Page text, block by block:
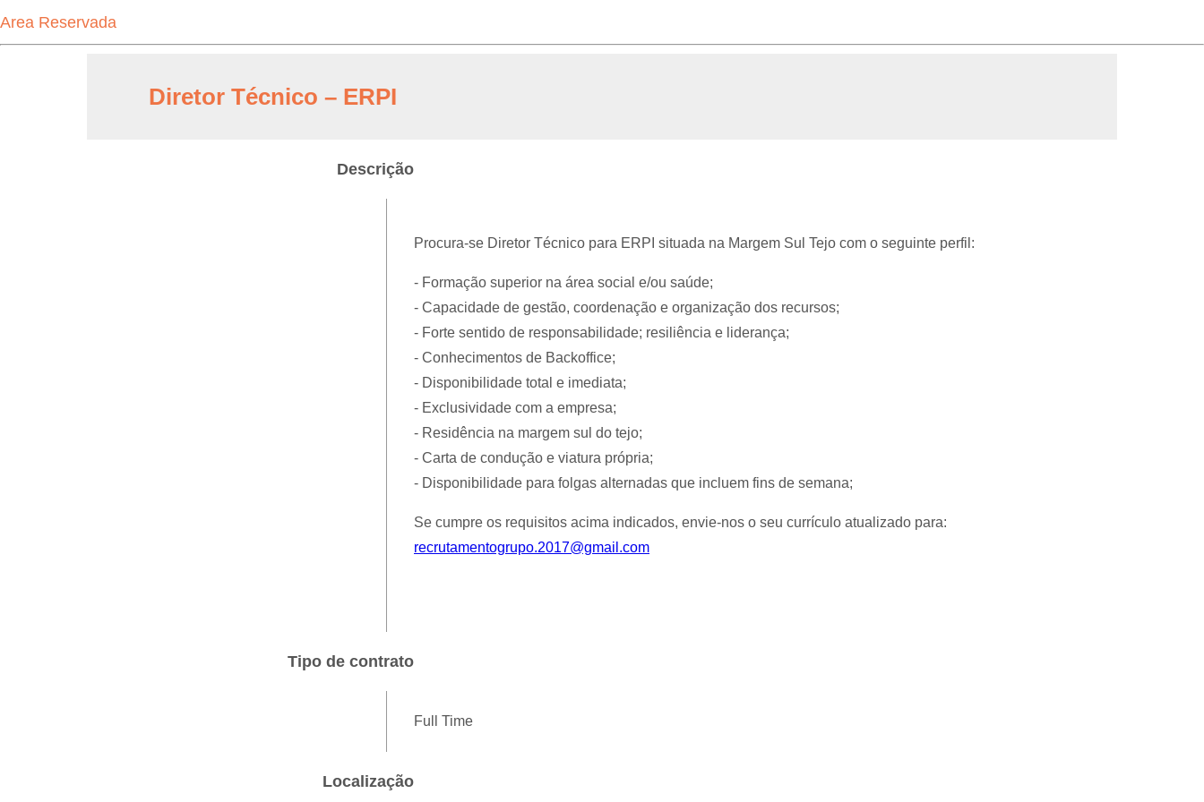
Area Reservada
Diretor Técnico – ERPI
Descrição
Procura-se Diretor Técnico para ERPI situada na Margem Sul Tejo com o seguinte perfil:
- Formação superior na área social e/ou saúde;
- Capacidade de gestão, coordenação e organização dos recursos;
- Forte sentido de responsabilidade; resiliência e liderança;
- Conhecimentos de Backoffice;
- Disponibilidade total e imediata;
- Exclusividade com a empresa;
- Residência na margem sul do tejo;
- Carta de condução e viatura própria;
- Disponibilidade para folgas alternadas que incluem fins de semana;
Se cumpre os requisitos acima indicados, envie-nos o seu currículo atualizado para:
recrutamentogrupo.2017@gmail.com
Tipo de contrato
Full Time
Localização